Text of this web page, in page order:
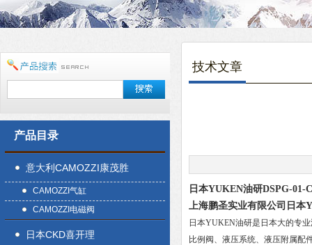
产品目录
意大利CAMOZZI康茂胜
CAMOZZI气缸
CAMOZZI电磁阀
日本CKD喜开理
技术文章
日本YUKEN油研DSPG-01-
上海鹏圣实业有限公司日本
日本YUKEN油研是日本大的专
比例阀、液压系统、液压附属配